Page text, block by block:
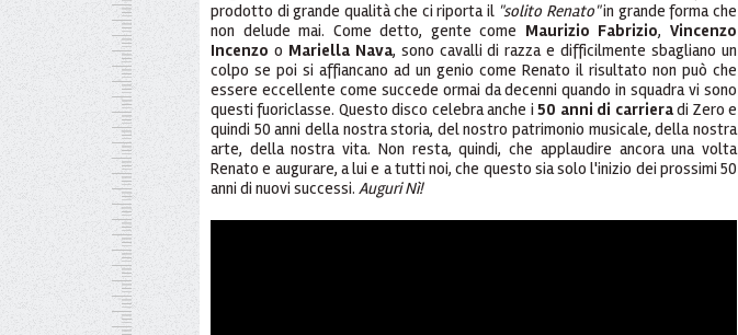
prodotto di grande qualità che ci riporta il "solito Renato"in grande forma che
non delude mai. Come detto, gente come Maurizio Fabrizio,Vincenzo
Incenzo o Mariella Nava, sono cavalli di razza e difficilmente sbagliano un
colpo se poi si affiancano ad un genio come Renato il risultato non può che
essere eccellente come succede ormai da decenni quando in squadra vi sono
questi fuoriclasse. Questo disco celebra anche i50 anni di carrieradi Zero e
quindi 50 anni della nostra storia, del nostro patrimonio musicale, della nostra
arte, della nostra vita. Non resta, quindi, che applaudire ancora una volta
Renato e augurare, a lui e a tutti noi, che questo sia solo l'inizio dei prossimi 50
anni di nuovi successi. Auguri Nì!